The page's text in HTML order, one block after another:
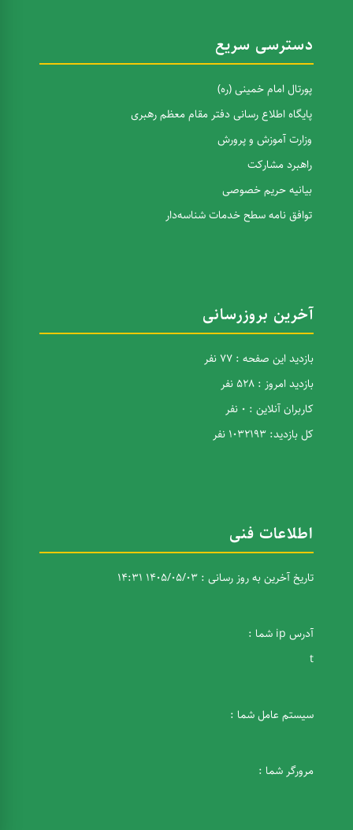
دسترسی سریع
پورتال امام خمینی (ره)
پایگاه اطلاع رسانی دفتر مقام معظم رهبری
وزارت آموزش و پرورش
راهبرد مشارکت
بیانیه حریم خصوصی
توافق نامه سطح خدمات شناسه‌دار
آخرین بروزرسانی
بازدید این صفحه : 77 نفر
بازدید امروز : 528 نفر
کاربران آنلاین : 0 نفر
کل بازدید: 1032193 نفر
اطلاعات فنی
تاریخ آخرین به روز رسانی : 1405/05/03 14:31
آدرس ip شما :
t
سیستم عامل شما :
مرورگر شما :